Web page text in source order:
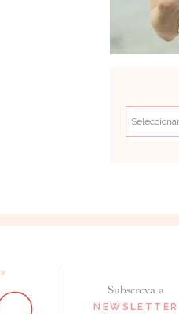
Subscreva a
NEWSLETTER